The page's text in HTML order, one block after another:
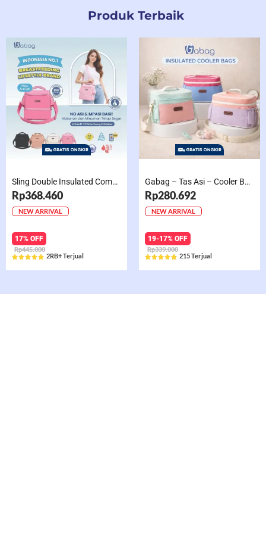
Produk Terbaik
Sling Double Insulated Compartment Cappucino Black, Creamy, Salem, Chocolate
Rp368.460
NEW ARRIVAL
17% OFF
Rp445.000
Rated
2RB+ Terjual
Gabag – Tas Asi – Cooler Bag Sling Single Compartment Mint Grape Bubble
Rp280.692
NEW ARRIVAL
19-17% OFF
Rp339.000
Rated
215 Terjual